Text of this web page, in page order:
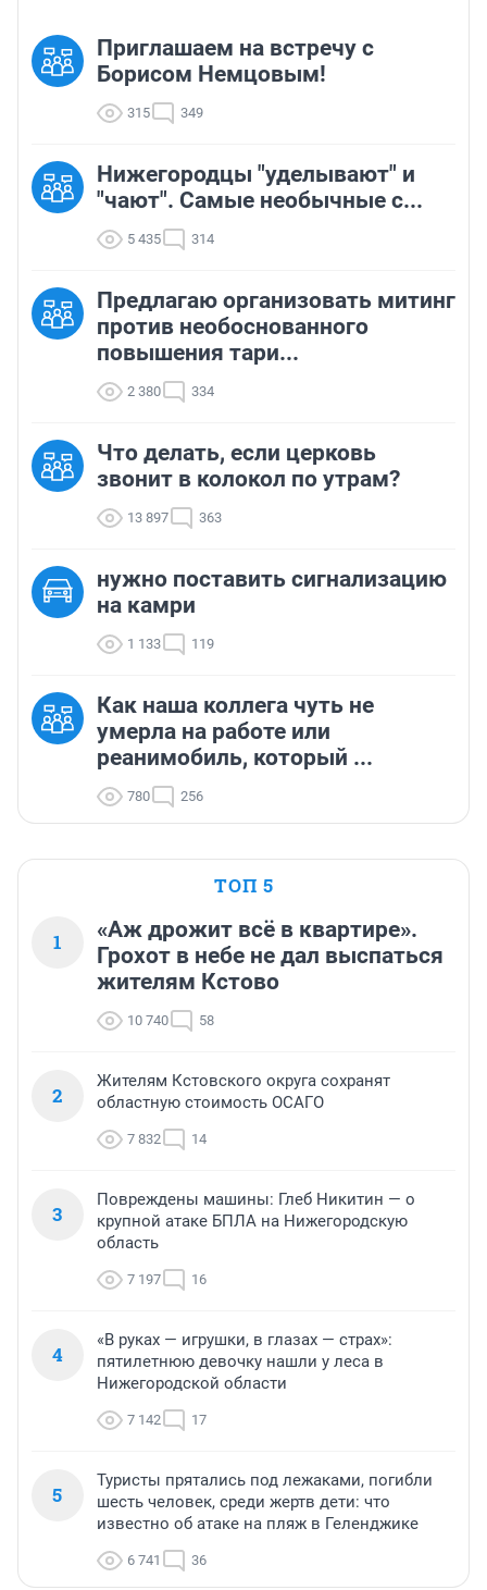
Приглашаем на встречу с
Борисом Немцовым!
315 349
Нижегородцы "уделывают" и
"чают". Самые необычные с...
5 435 314
Предлагаю организовать митинг
против необоснованного
повышения тари...
2 380 334
Что делать, если церковь
звонит в колокол по утрам?
13 897 363
нужно поставить сигнализацию
на камри
1 133 119
Как наша коллега чуть не
умерла на работе или
реанимобиль, который ...
780 256
ТОП 5
1
«Аж дрожит всё в квартире».
Грохот в небе не дал выспаться
жителям Кстово
10 740 58
2
Жителям Кстовского округа сохранят
областную стоимость ОСАГО
7 832 14
3
Повреждены машины: Глеб Никитин — о
крупной атаке БПЛА на Нижегородскую
область
7 197 16
4
«В руках — игрушки, в глазах — страх»:
пятилетнюю девочку нашли у леса в
Нижегородской области
7 142 17
5
Туристы прятались под лежаками, погибли
шесть человек, среди жертв дети: что
известно об атаке на пляж в Геленджике
6 741 36